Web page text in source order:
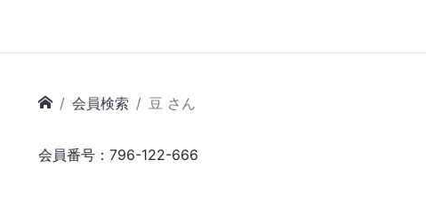
会員検索 豆 さん
会員番号：796-122-666